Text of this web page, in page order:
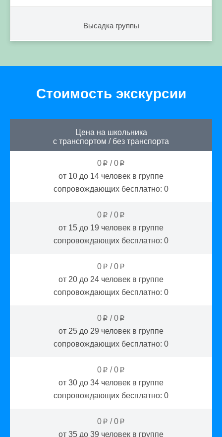
Высадка группы
Стоимость экскурсии
Цена на школьника
с транспортом / без транспорта
0 p /0 p
от 10 до 14 человек в группе
сопровождающих бесплатно: 0
0 p /0 p
от 15 до 19 человек в группе
сопровождающих бесплатно: 0
0 p /0 p
от 20 до 24 человек в группе
сопровождающих бесплатно: 0
0 p /0 p
от 25 до 29 человек в группе
сопровождающих бесплатно: 0
0 p /0 p
от 30 до 34 человек в группе
сопровождающих бесплатно: 0
0 p /0 p
от 35 до 39 человек в группе